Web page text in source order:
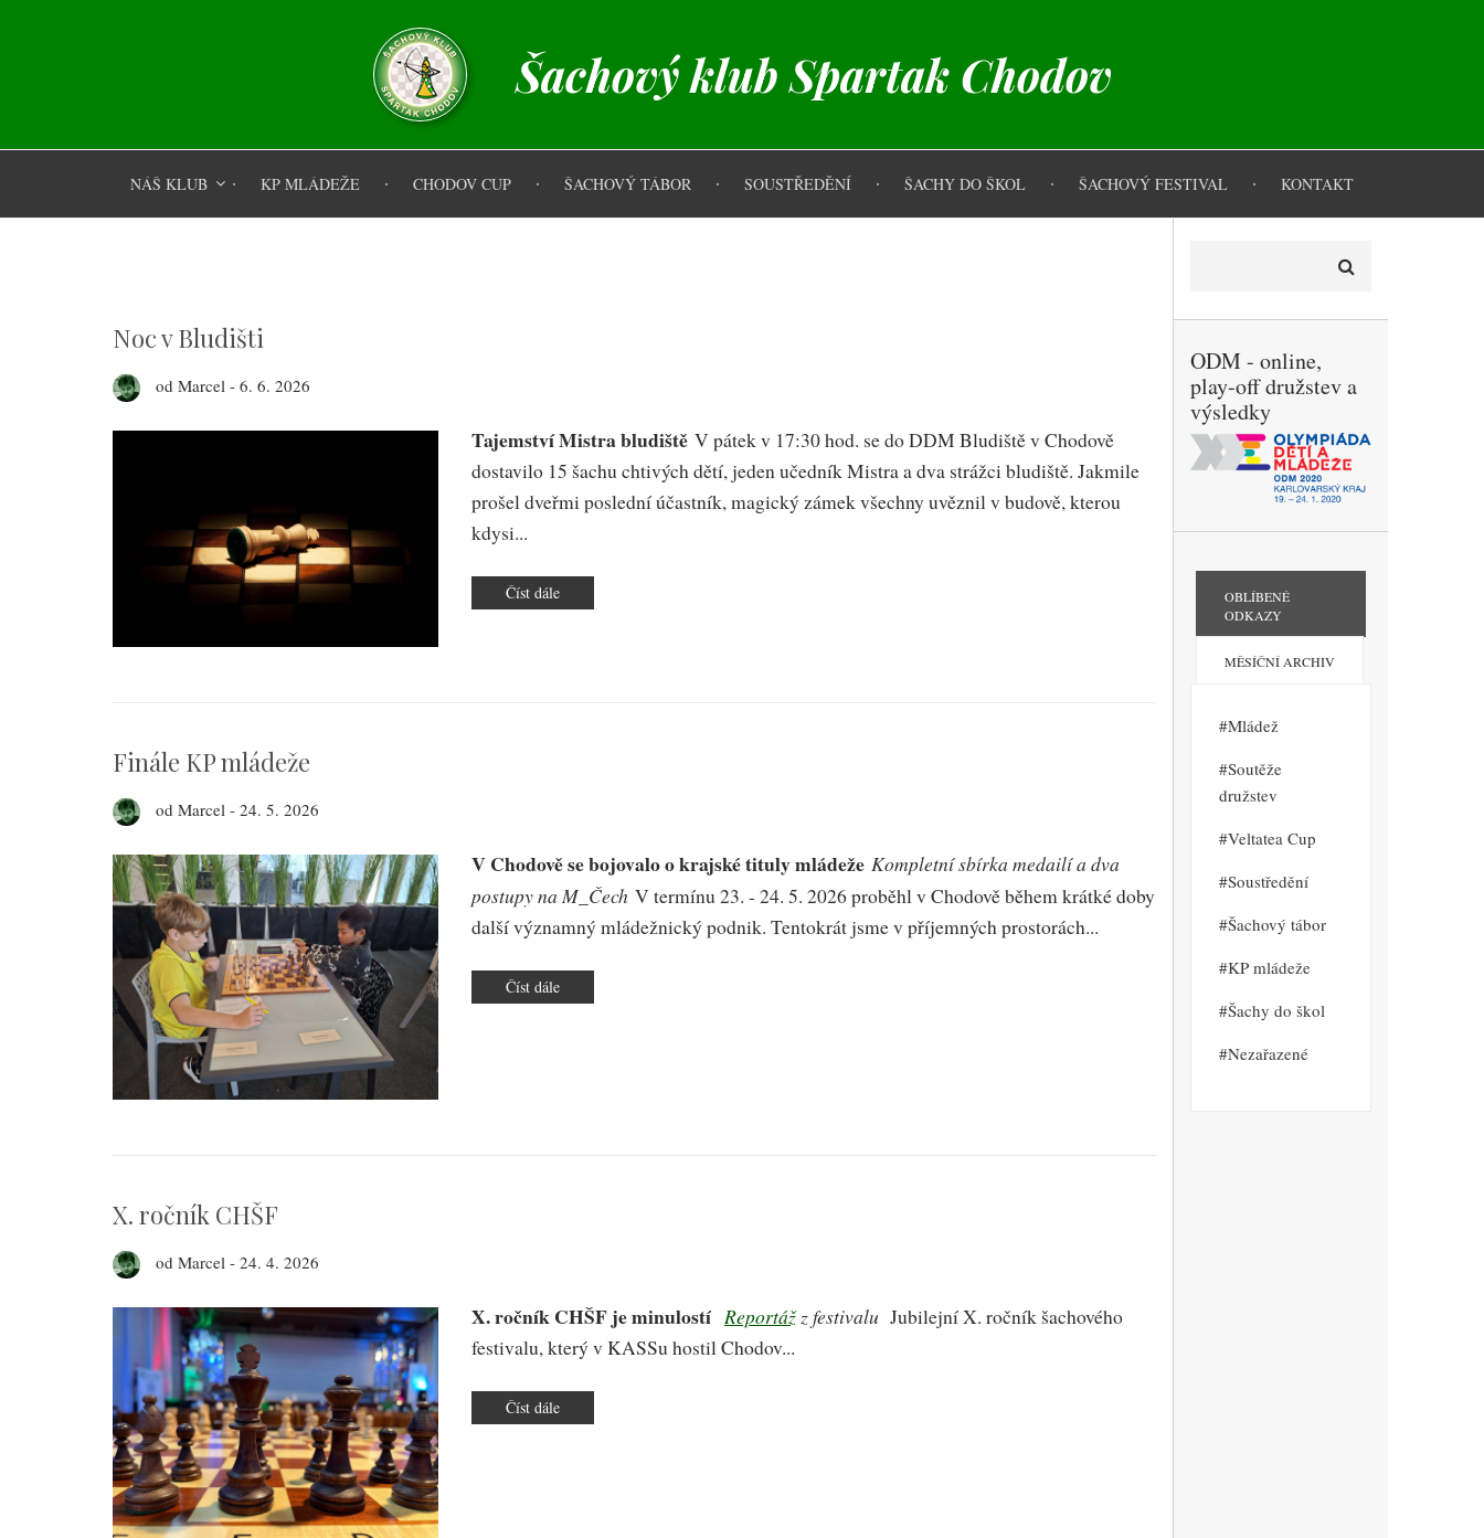
Šachový klub Spartak Chodov
NÁŠ KLUB KP MLÁDEŽE CHODOV CUP ŠACHOVÝ TÁBOR SOUSTŘEDĚNÍ ŠACHY DO ŠKOL ŠACHOVÝ FESTIVAL KONTAKT
klub
Spartak
Chodov
Noc v Bludišti
od Marcel - 6. 6. 2026
Tajemství Mistra bludiště V pátek v 17:30 hod. se do DDM Bludiště v Chodově
dostavilo 15 šachu chtivých dětí, jeden učedník Mistra a dva strážci bludiště. Jakmile
prošel dveřmi poslední účastník, magický zámek všechny uvěznil v budově, kterou
kdysi...
Číst dáleo
Noc
Finále KP mládeže
od Marcel - 24. 5. 2026
V Chodově se bojovalo o krajské tituly mládeže Kompletní sbírka medailí a dva
postupy na M_Čech V termínu 23. - 24. 5. 2026 proběhl v Chodově během krátké doby
další významný mládežnický podnik. Tentokrát jsme v příjemných prostorách...
Číst dáleo
Finále
X. ročník CHŠF
od Marcel - 24. 4. 2026
X. ročník CHŠF je minulostí Reportážz festivalu Jubilejní X. ročník šachového
festivalu, který v KASSu hostil Chodov...
Číst dáleo
X.
ODM - online,
play-off družstev a
výsledky
OBLÍBENÉ
ODKAZY
MĚSÍČNÍ ARCHIV
Mládež
Soutěže
družstev
Veltatea Cup
Soustředění
Šachový tábor
KP mládeže
Šachy do škol
Nezařazené